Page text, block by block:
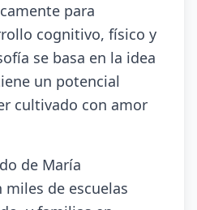
para
cognitivo, físico y
se basa en la idea
un potencial
cultivado con amor
de María
de escuelas